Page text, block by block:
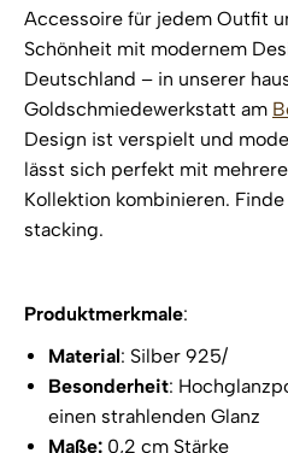
Accessoire für jedem Outfit
Schönheit mit modernem
Deutschland – in unserer
Goldschmiedewerkstatt am
Design ist verspielt und
lässt sich perfekt mit
Kollektion kombinieren.
stacking.
Produktmerkmale:
Material: Silber 925/
Besonderheit:
einen strahlenden Glanz
Maße: 0,2 cm Stärke